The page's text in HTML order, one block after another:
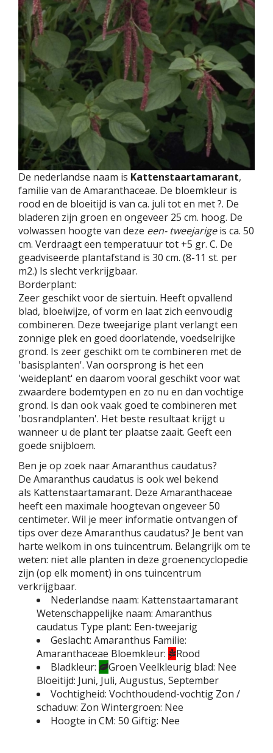
De nederlandse naam is Kattenstaartamarant,
familie van de Amaranthaceae. De bloemkleur is
rood en de bloeitijd is van ca. juli tot en met ?. De
bladeren zijn groen en ongeveer 25 cm. hoog. De
volwassen hoogte van deze een- tweejarigeis ca. 50
cm. Verdraagt een temperatuur tot +5 gr. C. De
geadviseerde plantafstand is 30 cm. (8-11 st. per
m2.) Is slecht verkrijgbaar.
Borderplant:
Zeer geschikt voor de siertuin. Heeft opvallend
blad, bloeiwijze, of vorm en laat zich eenvoudig
combineren. Deze tweejarige plant verlangt een
zonnige plek en goed doorlatende, voedselrijke
grond. Is zeer geschikt om te combineren met de
'basisplanten'. Van oorsprong is het een
'weideplant' en daarom vooral geschikt voor wat
zwaardere bodemtypen en zo nu en dan vochtige
grond. Is dan ook vaak goed te combineren met
'bosrandplanten'. Het beste resultaat krijgt u
wanneer u de plant ter plaatse zaait. Geeft een
goede snijbloem.
Ben je op zoek naar Amaranthus caudatus?
De Amaranthus caudatus is ook wel bekend
als Kattenstaartamarant. Deze Amaranthaceae
heeft een maximale hoogtevan ongeveer 50
centimeter. Wil je meer informatie ontvangen of
tips over deze Amaranthus caudatus? Je bent van
harte welkom in ons tuincentrum. Belangrijk om te
weten: niet alle planten in deze groenencyclopedie
zijn (op elk moment) in ons tuincentrum
verkrijgbaar.
Nederlandse naam: Kattenstaartamarant
Wetenschappelijke naam: Amaranthus
caudatus Type plant: Een-tweejarig
Geslacht: Amaranthus Familie:
Amaranthaceae Bloemkleur:
Rood
Bladkleur:
Groen Veelkleurig blad: Nee
Bloeitijd: Juni, Juli, Augustus, September
Vochtigheid: Vochthoudend-vochtig Zon /
schaduw: Zon Wintergroen: Nee
Hoogte in CM: 50 Giftig: Nee